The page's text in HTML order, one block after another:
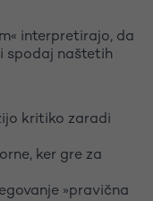
interpretirajo, da
spodaj naštetih
kritiko zaradi
ker gre za
»pravična